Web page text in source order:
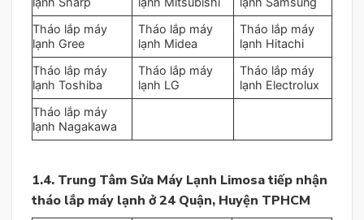
Tháo lắp máy
lạnh Gree
Tháo lắp máy
lạnh Midea
Tháo lắp máy
lạnh Hitachi
Tháo lắp máy
lạnh Toshiba
Tháo lắp máy
lạnh LG
Tháo lắp máy
lạnh Electrolux
Tháo lắp máy
lạnh Nagakawa
1.4. Trung Tâm Sửa Máy Lạnh Limosa tiếp nhận
tháo lắp máy lạnh ở 24 Quận, Huyện TPHCM